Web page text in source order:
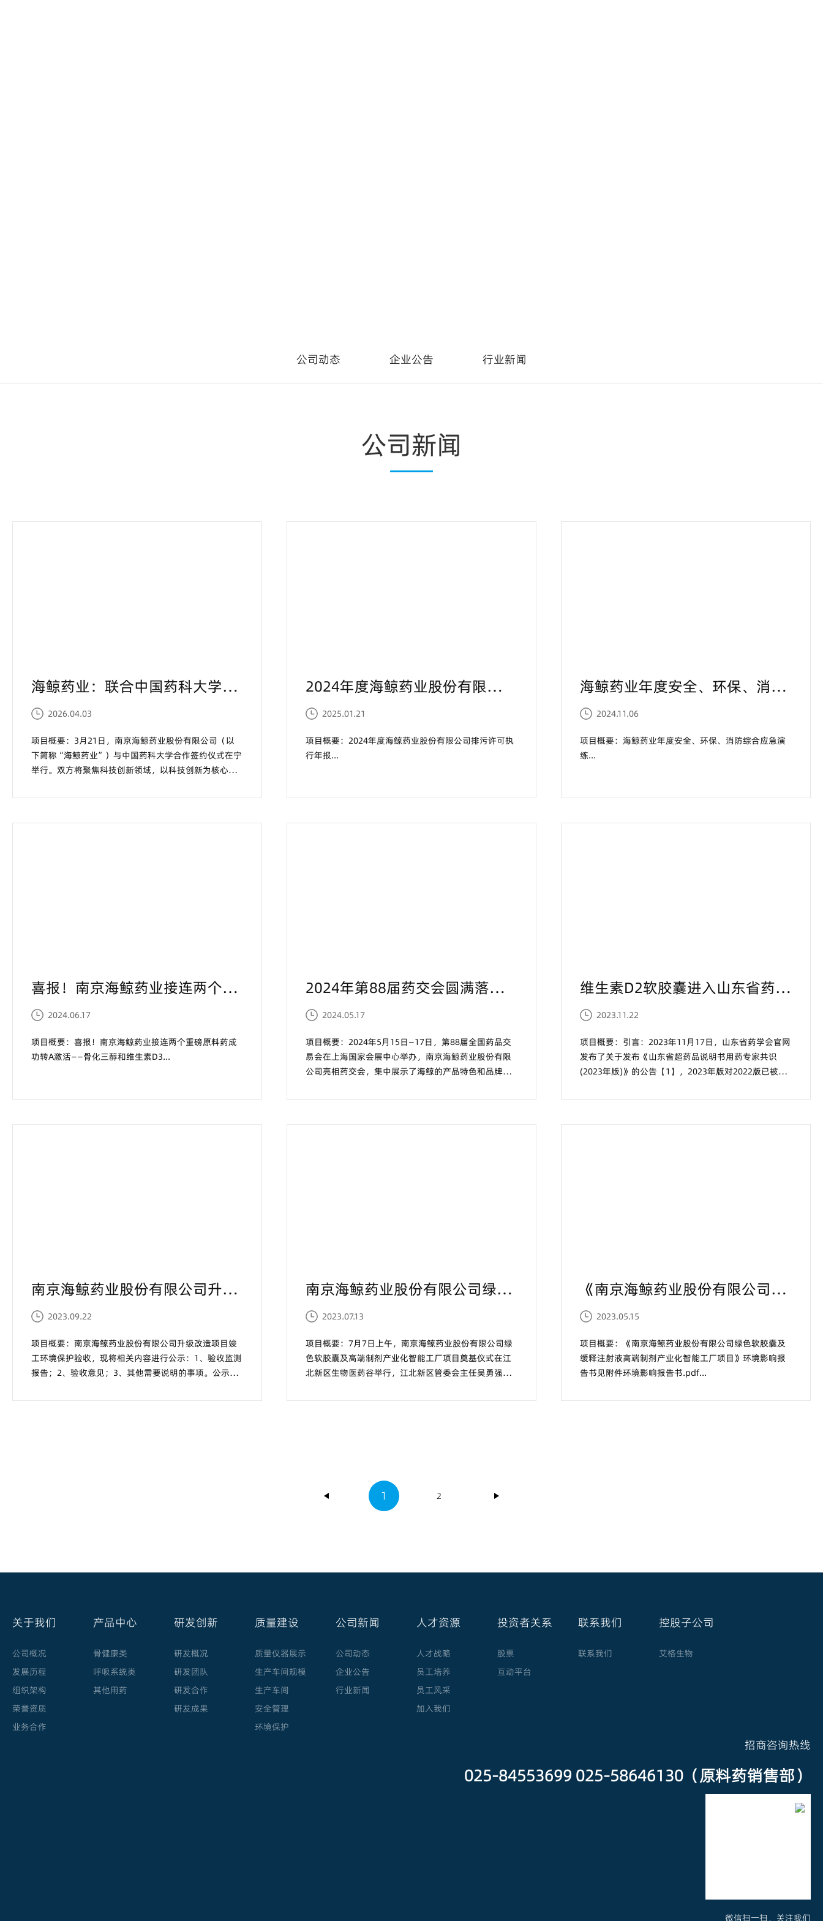
公司动态 企业公告 行业新闻
公司新闻
海鲸药业：联合中国药科大学打造科技硬实力...
2026.04.03
项目概要：3月21日，南京海鲸药业股份有限公司（以
下简称“海鲸药业”）与中国药科大学合作签约仪式在宁
举行。双方将聚焦科技创新领域，以科技创新为核心，
新，共同探索“科研+产业”深度融合的共赢模式。海鲸
2024年度海鲸药业股份有限公司排污许可执行年报...
2025.01.21
项目概要：2024年度海鲸药业股份有限公司排污许可执
行年报...
海鲸药业年度安全、环保、消防综合应急演练！...
2024.11.06
项目概要：海鲸药业年度安全、环保、消防综合应急演
练...
喜报！南京海鲸药业接连两个重磅原料药成功转A激活——骨化三醇和维生素D3...
2024.06.17
项目概要：喜报！南京海鲸药业接连两个重磅原料药成
功转A激活——骨化三醇和维生素D3...
2024年第88届药交会圆满落幕 | 聚心合志 · 永不止步!...
2024.05.17
项目概要：2024年5月15日—17日，第88届全国药品交
易会在上海国家会展中心举办，南京海鲸药业股份有限
公司亮相药交会，集中展示了海鲸的产品特色和品牌价
维生素D2软胶囊进入山东省药学会《超药品说明书用药目录》...
2023.11.22
项目概要：引言：2023年11月17日，山东省药学会官网
发布了关于发布《山东省超药品说明书用药专家共识
(2023年版)》的公告【1】，2023年版对2022版已被
品种、273项推荐意见，现予以发布（见附件）。供各
南京海鲸药业股份有限公司升级改造项目 竣工环境保护验收材料公示...
2023.09.22
项目概要：南京海鲸药业股份有限公司升级改造项目竣
工环境保护验收，现将相关内容进行公示：1、验收监测
报告；2、验收意见；3、其他需要说明的事项。公示日
公示期内以电话、信函、邮件或其他方式向我公司咨询
南京海鲸药业股份有限公司绿色软胶囊及高端制剂产业化智能工厂项目奠基仪式...
2023.07.13
项目概要：7月7日上午，南京海鲸药业股份有限公司绿
色软胶囊及高端制剂产业化智能工厂项目奠基仪式在江
北新区生物医药谷举行，江北新区管委会主任吴勇强，
划和自然资源局、建设与交通局、生态环境和水务局、
《南京海鲸药业股份有限公司绿色软胶囊及缓释注射液高端制剂产业化智能工厂项目》环境影响报告书见附件...
2023.05.15
项目概要：《南京海鲸药业股份有限公司绿色软胶囊及
缓释注射液高端制剂产业化智能工厂项目》环境影响报
告书见附件环境影响报告书.pdf...
1 2
关于我们
公司概况
发展历程
组织架构
荣誉资质
业务合作
产品中心
骨健康类
呼吸系统类
其他用药
研发创新
研发概况
研发团队
研发合作
研发成果
质量建设
质量仪器展示
生产车间规模
生产车间
安全管理
环境保护
公司新闻
公司动态
企业公告
行业新闻
人才资源
人才战略
员工培养
员工风采
加入我们
投资者关系
股票
互动平台
联系我们
联系我们
控股子公司
艾格生物
招商咨询热线
025-84553699 025-58646130（原料药销售部）
微信扫一扫，关注我们